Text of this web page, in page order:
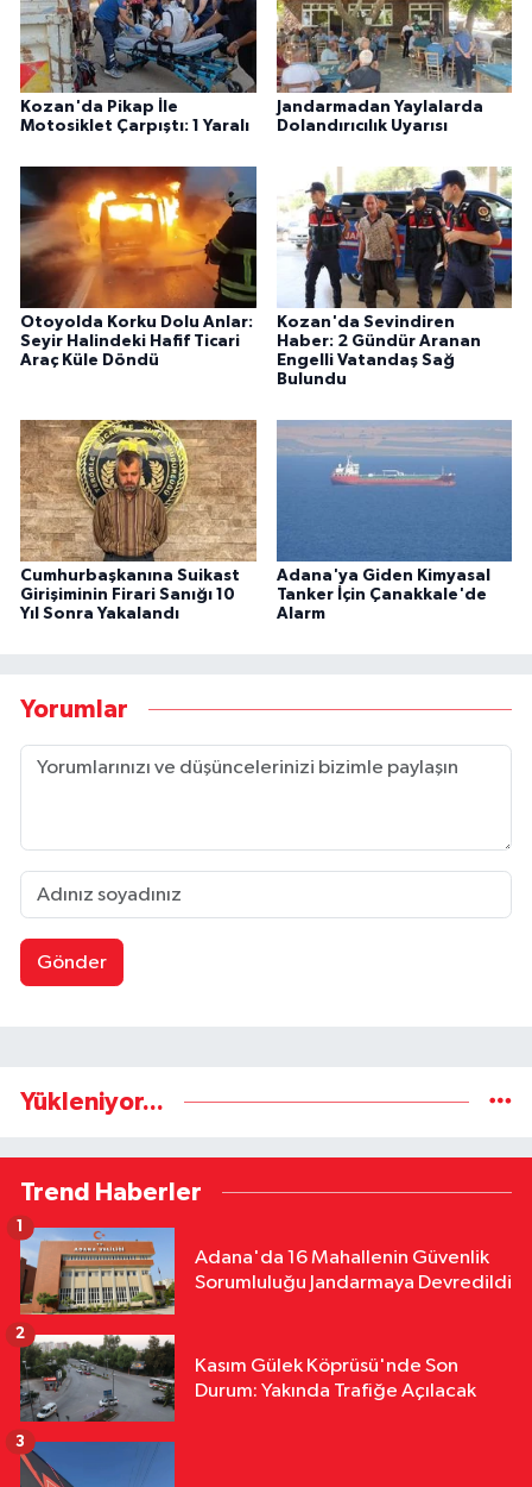
Kozan'da Pikap İle
Motosiklet Çarpıştı: 1 Yaralı
Jandarmadan Yaylalarda
Dolandırıcılık Uyarısı
Otoyolda Korku Dolu Anlar:
Seyir Halindeki Hafif Ticari
Araç Küle Döndü
Kozan'da Sevindiren
Haber: 2 Gündür Aranan
Engelli Vatandaş Sağ
Bulundu
Cumhurbaşkanına Suikast
Girişiminin Firari Sanığı 10
Yıl Sonra Yakalandı
Adana'ya Giden Kimyasal
Tanker İçin Çanakkale'de
Alarm
Yorumlar
Gönder
Yükleniyor...
Trend Haberler
Adana'da 16 Mahallenin Güvenlik
Sorumluluğu Jandarmaya Devredildi
1
Kasım Gülek Köprüsü'nde Son
Durum: Yakında Trafiğe Açılacak
2
3